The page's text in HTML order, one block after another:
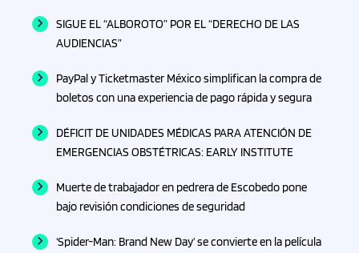
SIGUE EL “ALBOROTO” POR EL “DERECHO DE LAS
AUDIENCIAS”
PayPal y Ticketmaster México simplifican la compra de
boletos con una experiencia de pago rápida y segura
DÉFICIT DE UNIDADES MÉDICAS PARA ATENCIÓN DE
EMERGENCIAS OBSTÉTRICAS: EARLY INSTITUTE
Muerte de trabajador en pedrera de Escobedo pone
bajo revisión condiciones de seguridad
‘Spider-Man: Brand New Day’ se convierte en la película